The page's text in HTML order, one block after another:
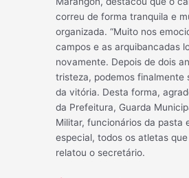
correu de forma tranquila e
organizada. “Muito nos
campos e as arquibancadas
novamente. Depois de dois
tristeza, podemos finalmente
da vitória. Desta forma,
da Prefeitura, Guarda
Militar, funcionários da pasta
especial, todos os atletas que
relatou o secretário.